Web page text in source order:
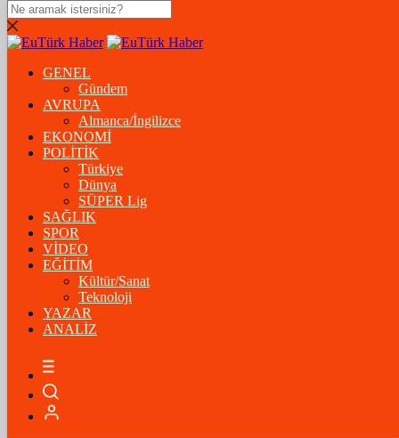
DOLAR
47,5574$% 0.18
EURO
54,8602€% 0.06
STERLİN
% 0.41
GRAM ALTIN
6.175,37%-1,31
ÇEYREK ALTIN
10.093,00%-1,09
BİTCOİN
GENEL
Gündem
AVRUPA
Almanca/İngilizce
EKONOMİ
POLİTİK
Türkiye
Dünya
SÜPER Lig
SAĞLIK
SPOR
VİDEO
EĞİTİM
Kültür/Sanat
Teknoloji
YAZAR
ANALİZ
05:34 / Ramazan’ın Bereketi Yarenler İftarıyla Taçlandı: ‘Birlikte